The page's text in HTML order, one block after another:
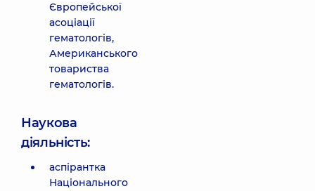
Європейської
асоціації
гематологів,
Американського
товариства
гематологів.
Наукова
діяльність:
аспірантка
Національного